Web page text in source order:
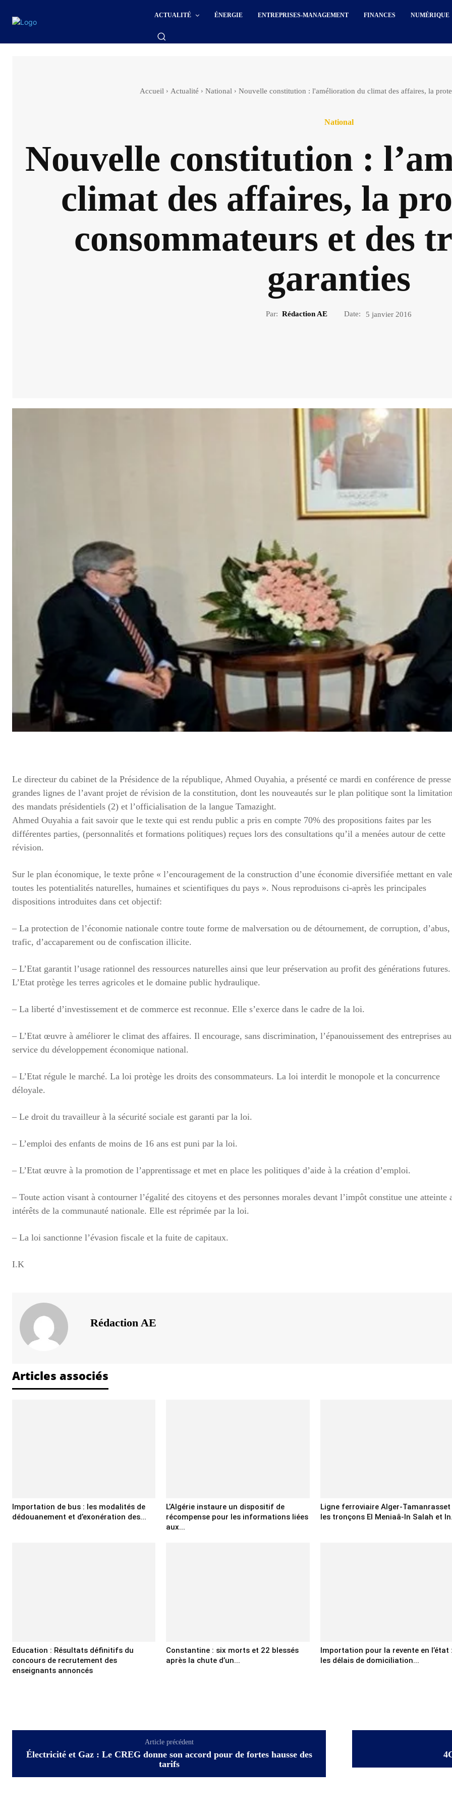
ACTUALITÉ ÉNERGIE ENTREPRISES-MANAGEMENT FINANCES NUMÉRIQUE
Accueil Actualité National Nouvelle constitution : l'amélioration du climat des affaires, la
National
Nouvelle constitution :
climat des affaires, la
consommateurs et des
garanties
Par: Rédaction AE Date: 5 janvier 2016
Le directeur du cabinet de la Présidence de la république, Ahmed Ouyahia, a présenté ce mardi en conférence de
grandes lignes de l’avant projet de révision de la constitution, dont les nouveautés sur le plan politique sont la
des mandats présidentiels (2) et l’officialisation de la langue Tamazight.
Ahmed Ouyahia a fait savoir que le texte qui est rendu public a pris en compte 70% des propositions faites par les
différentes parties, (personnalités et formations politiques) reçues lors des consultations qu’il a menées autour de cette
révision.
Sur le plan économique, le texte prône « l’encouragement de la construction d’une économie diversifiée mettant en
toutes les potentialités naturelles, humaines et scientifiques du pays ». Nous reproduisons ci-après les principales
dispositions introduites dans cet objectif:
– La protection de l’économie nationale contre toute forme de malversation ou de détournement, de corruption, d’abus,
trafic, d’accaparement ou de confiscation illicite.
– L’Etat garantit l’usage rationnel des ressources naturelles ainsi que leur préservation au profit des générations futures.
L’Etat protège les terres agricoles et le domaine public hydraulique.
– La liberté d’investissement et de commerce est reconnue. Elle s’exerce dans le cadre de la loi.
– L’Etat œuvre à améliorer le climat des affaires. Il encourage, sans discrimination, l’épanouissement des entreprises au
service du développement économique national.
– L’Etat régule le marché. La loi protège les droits des consommateurs. La loi interdit le monopole et la concurrence
déloyale.
– Le droit du travailleur à la sécurité sociale est garanti par la loi.
– L’emploi des enfants de moins de 16 ans est puni par la loi.
– L’Etat œuvre à la promotion de l’apprentissage et met en place les politiques d’aide à la création d’emploi.
– Toute action visant à contourner l’égalité des citoyens et des personnes morales devant l’impôt constitue une atteinte
intérêts de la communauté nationale. Elle est réprimée par la loi.
– La loi sanctionne l’évasion fiscale et la fuite de capitaux.
I.K
Rédaction AE
Articles associés
Importation de bus : les modalités de
dédouanement et d’exonération des...
L’Algérie instaure un dispositif de
récompense pour les informations liées
aux...
Ligne ferroviaire Alger-Tamanrasset
les tronçons El Meniaâ-In Salah et
Education : Résultats définitifs du
concours de recrutement des
enseignants annoncés
Constantine : six morts et 22 blessés
après la chute d’un...
Importation pour la revente en l’état
les délais de domiciliation...
Article précédent
Électricité et Gaz : Le CREG donne son accord pour de fortes hausse des
tarifs